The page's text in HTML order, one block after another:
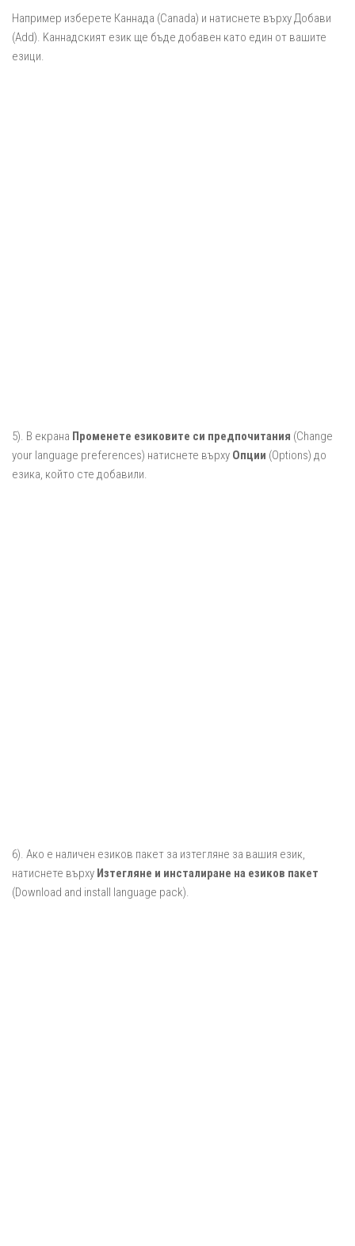
Например изберете Каннада (Canada) и натиснете върху Добави
(Add). Kаннадският език ще бъде добавен като един от вашите
езици.
5). В екрана Променете езиковите си предпочитания (Change
your language preferences) натиснете върху Опции (Options) до
езика, който сте добавили.
6). Ако е наличен езиков пакет за изтегляне за вашия език,
натиснете върху Изтегляне и инсталиране на езиков пакет
(Download and install language pack).